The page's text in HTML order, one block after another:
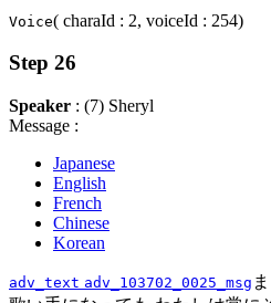
Voice( charaId : 2, voiceId : 254)
Step 26
Speaker : (7) Sheryl
Message :
Japanese
English
French
Chinese
Korean
adv_text adv_103702_0025_msg